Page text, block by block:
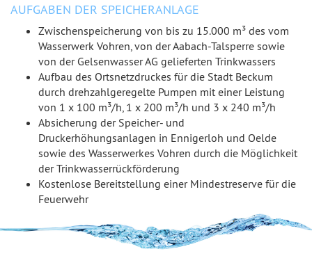
AUFGABEN DER SPEICHERANLAGE
Zwischenspeicherung von bis zu 15.000 m³ des vom
Wasserwerk Vohren, von der Aabach-Talsperre sowie
von der Gelsenwasser AG gelieferten Trinkwassers
Aufbau des Ortsnetzdruckes für die Stadt Beckum
durch drehzahlgeregelte Pumpen mit einer Leistung
von 1 x 100 m³/h, 1 x 200 m³/h und 3 x 240 m³/h
Absicherung der Speicher- und
Druckerhöhungsanlagen in Ennigerloh und Oelde
sowie des Wasserwerkes Vohren durch die Möglichkeit
der Trinkwasserrückförderung
Kostenlose Bereitstellung einer Mindestreserve für die
Feuerwehr